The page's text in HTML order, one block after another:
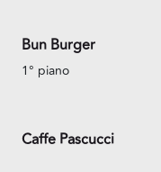
Bun Burger
1° piano
Caffe Pascucci